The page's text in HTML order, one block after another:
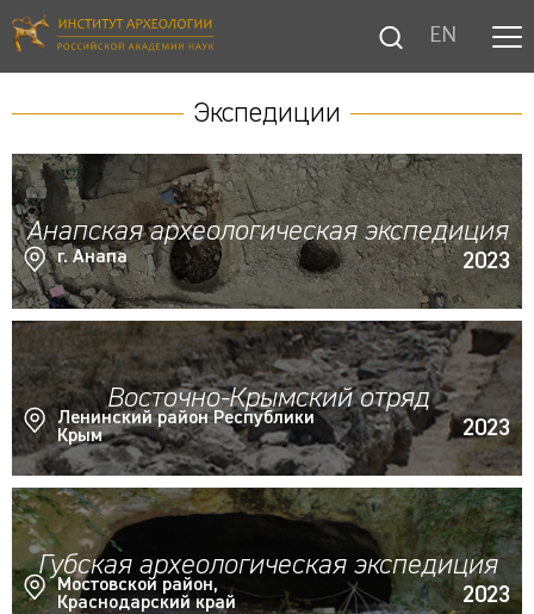
EN
Экспедиции
Анапская археологическая экспедиция
г. Анапа 2023
Восточно-Крымский отряд
Ленинский район Республики
Крым
2023
Губская археологическая экспедиция
Мостовской район,
Краснодарский край
2023